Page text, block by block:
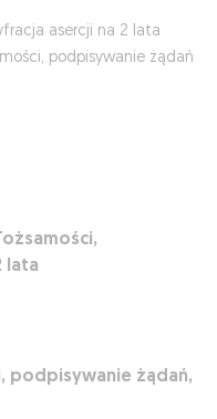
asercji na 2 lata
podpisywanie żądań
lata
podpisywanie żądań,